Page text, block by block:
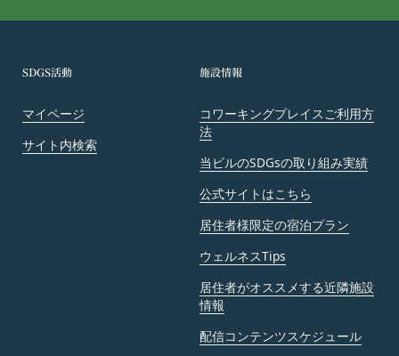
SDGS活動
マイページ
サイト内検索
施設情報
コワーキングプレイスご利用方
法
当ビルのSDGsの取り組み実績
公式サイトはこちら
居住者様限定の宿泊プラン
ウェルネスTips
居住者がオススメする近隣施設
情報
配信コンテンツスケジュール
る者に帰属するものであり、会員はこれらの権利を
目的の如何を問わず、本サービスのコンテンツその
用（複製、改変、転用、転送、配布、掲示、販売、
出版など）する行為は固く禁止します。
会員は、前2項の規定に違反して第三者との間で問
問題を解決するとともに当社に何等の損害、損失ま
たは不利益等を与えないものとします。
当社所定の方法により会員が提供する商品レビュ
ー、画像データその他一切の提供物（以下、これら
財産権等の権利は、従前どおり会員が保持するもの